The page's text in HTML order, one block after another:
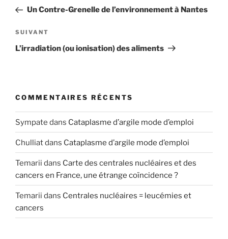
l’article
précédent
Un Contre-Grenelle de l’environnement à Nantes
Article
suivant
SUIVANT
L’irradiation (ou ionisation) des aliments
COMMENTAIRES RÉCENTS
Sympate dans Cataplasme d’argile mode d’emploi
Chulliatdans Cataplasme d’argile mode d’emploi
Temarii dans Carte des centrales nucléaires et des
cancers en France, une étrange coïncidence ?
Temarii dans Centrales nucléaires = leucémies et
cancers